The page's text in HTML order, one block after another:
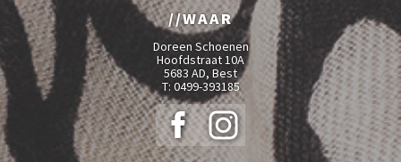
WAAR
Doreen Schoenen
Hoofdstraat 10A
5683 AD, Best
T: 0499-393185